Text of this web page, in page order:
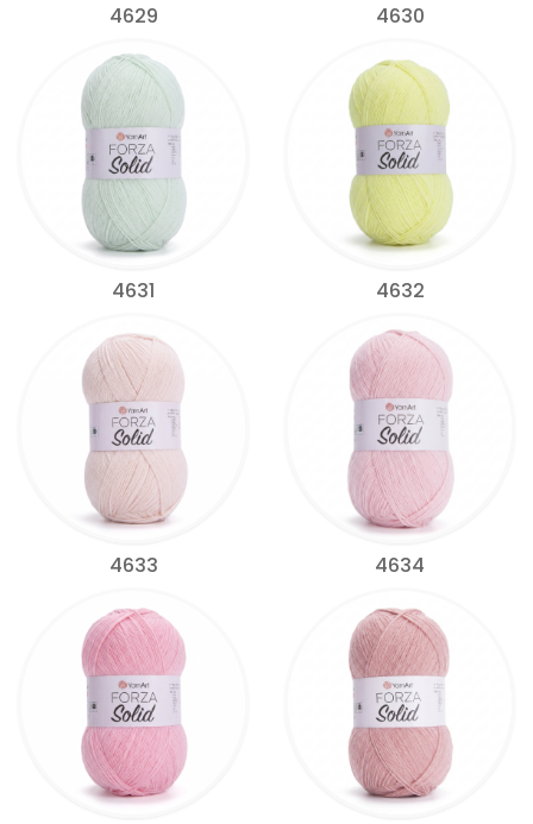
4629 4630
4631 4632
4633 4634